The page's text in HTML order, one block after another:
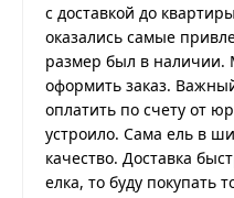
с доставкой до
оказались самые
размер был в наличии.
оформить заказ.
оплатить по счету от
устроило. Сама ель в
качество. Доставка
елка, то буду покупать